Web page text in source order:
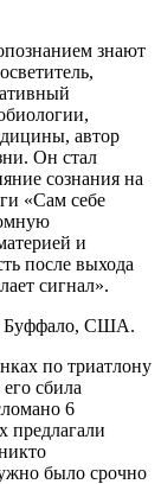
знают
автор
Он стал
сознания на
«Сам себе
и
после выхода
сигнал».
Буффало, США.
по триатлону
сбила
6
предлагали
было срочно